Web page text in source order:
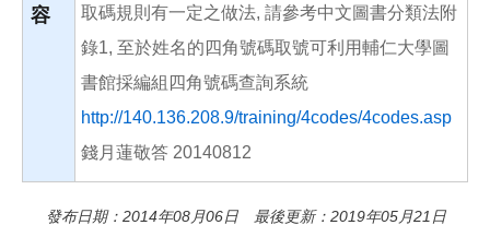
容
取碼規則有一定之做法, 請參考中文圖書分類法附
錄1, 至於姓名的四角號碼取號可利用輔仁大學圖
書館採編組四角號碼查詢系統
http://140.136.208.9/training/4codes/4codes.asp
錢月蓮敬答 20140812
發布日期：2014年08月06日 最後更新：2019年05月21日